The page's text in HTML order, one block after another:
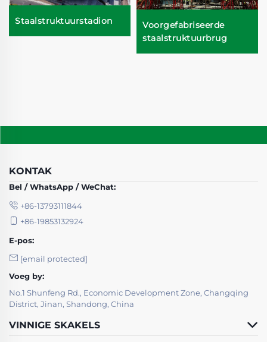
Staalstruktuurstadion
Voorgefabriseerde
staalstruktuurbrug
KONTAK
Bel / WhatsApp / WeChat:
+86-13793111844
+86-19853132924
E-pos:
[email protected]
Voeg by:
No.1 Shunfeng Rd., Economic Development Zone, Changqing
District, Jinan, Shandong, China
VINNIGE SKAKELS